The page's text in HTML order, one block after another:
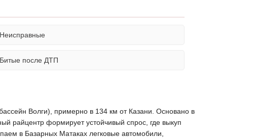
Неисправные
Битые после ДТП
Волги), примерно в 134 км от Казани. Основано в
райцентр формирует устойчивый спрос, где выкуп
в Базарных Матаках легковые автомобили,